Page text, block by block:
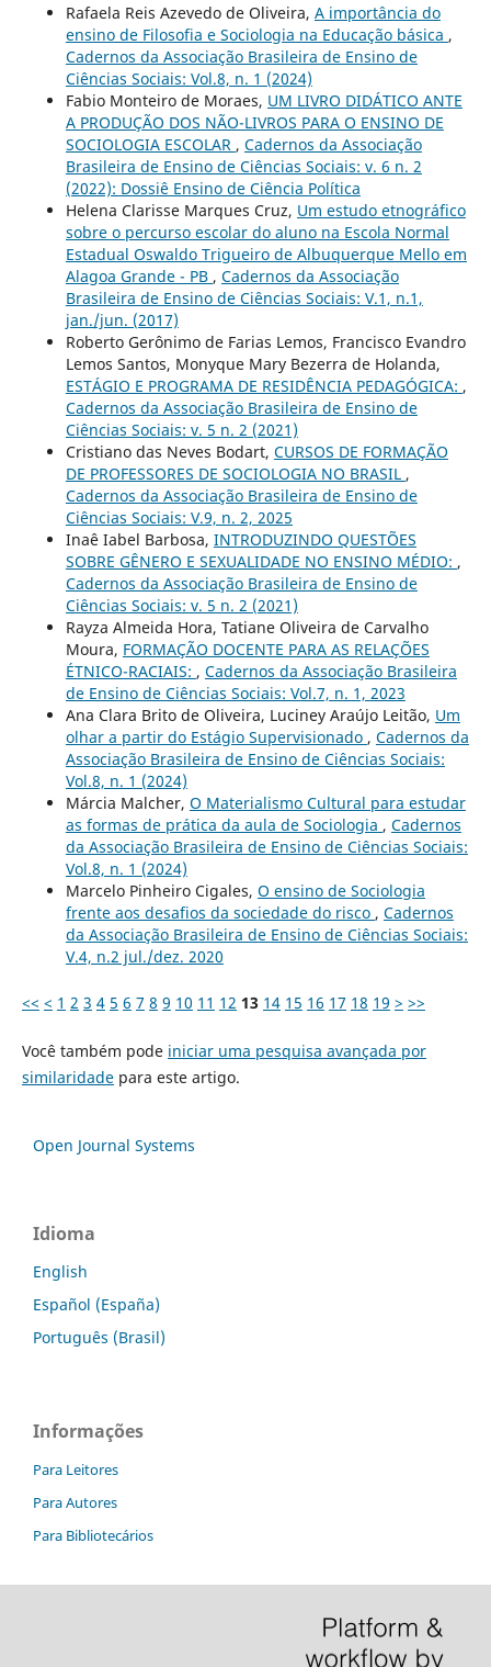
Rafaela Reis Azevedo de Oliveira, A importância do
ensino de Filosofia e Sociologia na Educação básica ,
Cadernos da Associação Brasileira de Ensino de
Ciências Sociais: Vol.8, n. 1 (2024)
Fabio Monteiro de Moraes, UM LIVRO DIDÁTICO ANTE
A PRODUÇÃO DOS NÃO-LIVROS PARA O ENSINO DE
SOCIOLOGIA ESCOLAR , Cadernos da Associação
Brasileira de Ensino de Ciências Sociais: v. 6 n. 2
(2022): Dossiê Ensino de Ciência Política
Helena Clarisse Marques Cruz, Um estudo etnográfico
sobre o percurso escolar do aluno na Escola Normal
Estadual Oswaldo Trigueiro de Albuquerque Mello em
Alagoa Grande - PB , Cadernos da Associação
Brasileira de Ensino de Ciências Sociais: V.1, n.1,
jan./jun. (2017)
Roberto Gerônimo de Farias Lemos, Francisco Evandro
Lemos Santos, Monyque Mary Bezerra de Holanda,
ESTÁGIO E PROGRAMA DE RESIDÊNCIA PEDAGÓGICA: ,
Cadernos da Associação Brasileira de Ensino de
Ciências Sociais: v. 5 n. 2 (2021)
Cristiano das Neves Bodart, CURSOS DE FORMAÇÃO
DE PROFESSORES DE SOCIOLOGIA NO BRASIL ,
Cadernos da Associação Brasileira de Ensino de
Ciências Sociais: V.9, n. 2, 2025
Inaê Iabel Barbosa, INTRODUZINDO QUESTÕES
SOBRE GÊNERO E SEXUALIDADE NO ENSINO MÉDIO: ,
Cadernos da Associação Brasileira de Ensino de
Ciências Sociais: v. 5 n. 2 (2021)
Rayza Almeida Hora, Tatiane Oliveira de Carvalho
Moura, FORMAÇÃO DOCENTE PARA AS RELAÇÕES
ÉTNICO-RACIAIS: , Cadernos da Associação Brasileira
de Ensino de Ciências Sociais: Vol.7, n. 1, 2023
Ana Clara Brito de Oliveira, Luciney Araújo Leitão, Um
olhar a partir do Estágio Supervisionado , Cadernos da
Associação Brasileira de Ensino de Ciências Sociais:
Vol.8, n. 1 (2024)
Márcia Malcher, O Materialismo Cultural para estudar
as formas de prática da aula de Sociologia , Cadernos
da Associação Brasileira de Ensino de Ciências Sociais:
Vol.8, n. 1 (2024)
Marcelo Pinheiro Cigales, O ensino de Sociologia
frente aos desafios da sociedade do risco , Cadernos
da Associação Brasileira de Ensino de Ciências Sociais:
V.4, n.2 jul./dez. 2020
<< < 1 2 3 4 5 6 7 8 9 10 11 12 13 14 15 16 17 18 19 > >>
Você também pode iniciar uma pesquisa avançada por
similaridadepara este artigo.
Open Journal Systems
Idioma
English
Español (España)
Português (Brasil)
Informações
Para Leitores
Para Autores
Para Bibliotecários